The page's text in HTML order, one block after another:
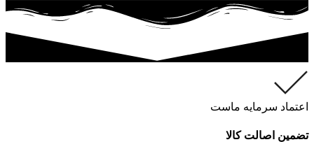
اعتماد سرمایه ماست
تضمین اصالت کالا